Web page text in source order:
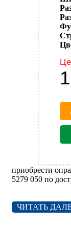
приобрести
5279 050 по
ЧИТАТЬ